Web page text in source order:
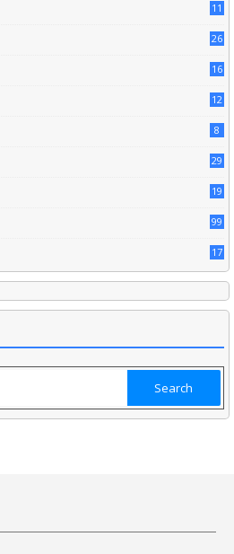
11
26
16
12
8
29
19
99
17